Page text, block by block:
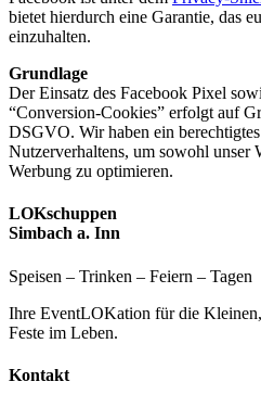
bietet hierdurch eine Garantie, das
einzuhalten.
Grundlage
Der Einsatz des Facebook Pixel
“Conversion-Cookies” erfolgt auf
DSGVO. Wir haben ein
Nutzerverhaltens, um sowohl unser
Werbung zu optimieren.
LOKschuppen
Simbach a. Inn
Speisen – Trinken – Feiern – Tagen
Ihre EventLOKation für die
Feste im Leben.
Kontakt